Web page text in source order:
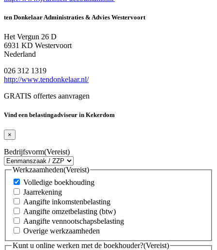
ten Donkelaar Administraties & Advies Westervoort
Het Vergun 26 D
6931 KD Westervoort
Nederland
026 312 1319
http://www.tendonkelaar.nl/
GRATIS offertes aanvragen
Vind een belastingadviseur in Kekerdom
×
Bedrijfsvorm(Vereist)
Werkzaamheden(Vereist)
Volledige boekhouding
Jaarrekening
Aangifte inkomstenbelasting
Aangifte omzetbelasting (btw)
Aangifte vennootschapsbelasting
Overige werkzaamheden
Kunt u online werken met de boekhouder?(Vereist)